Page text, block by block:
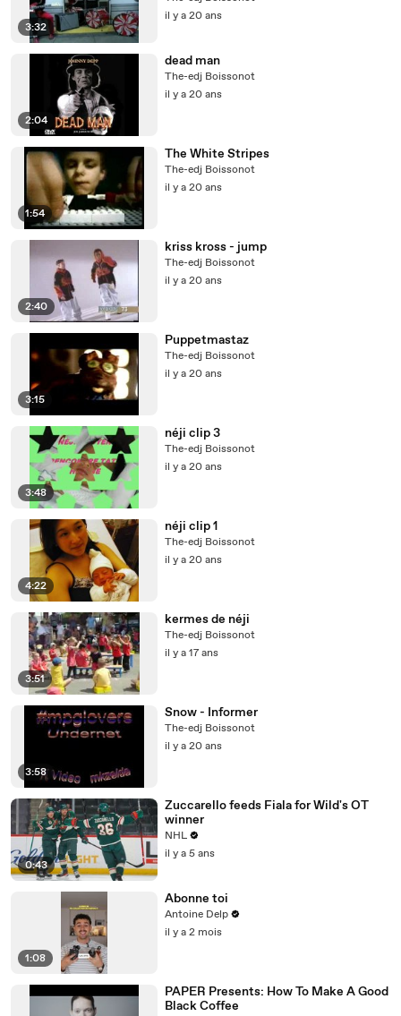
3:32
il y a 20 ans
2:04
dead man
The-edj Boissonot
il y a 20 ans
1:54
The White Stripes
The-edj Boissonot
il y a 20 ans
2:40
kriss kross - jump
The-edj Boissonot
il y a 20 ans
3:15
Puppetmastaz
The-edj Boissonot
il y a 20 ans
3:48
néji clip 3
The-edj Boissonot
il y a 20 ans
4:22
néji clip 1
The-edj Boissonot
il y a 20 ans
3:51
kermes de néji
The-edj Boissonot
il y a 17 ans
3:58
Snow - Informer
The-edj Boissonot
il y a 20 ans
0:43
Zuccarello feeds Fiala for Wild's OT
winner
NHL
il y a 5 ans
1:08
Abonne toi
Antoine Delp
il y a 2 mois
PAPER Presents: How To Make A Good
Black Coffee